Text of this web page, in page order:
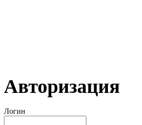
Авторизация
Логин